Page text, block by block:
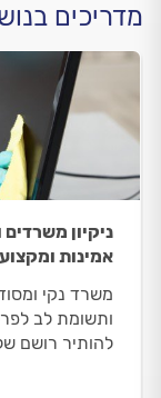
מדריכים
ניקיון
אמינות
משרד נקי
ותשומת לב
להותיר רושם
ניקיון